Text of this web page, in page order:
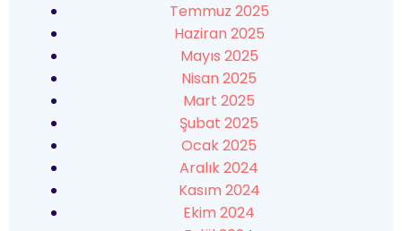
Temmuz 2025
Haziran 2025
Mayıs 2025
Nisan 2025
Mart 2025
Şubat 2025
Ocak 2025
Aralık 2024
Kasım 2024
Ekim 2024